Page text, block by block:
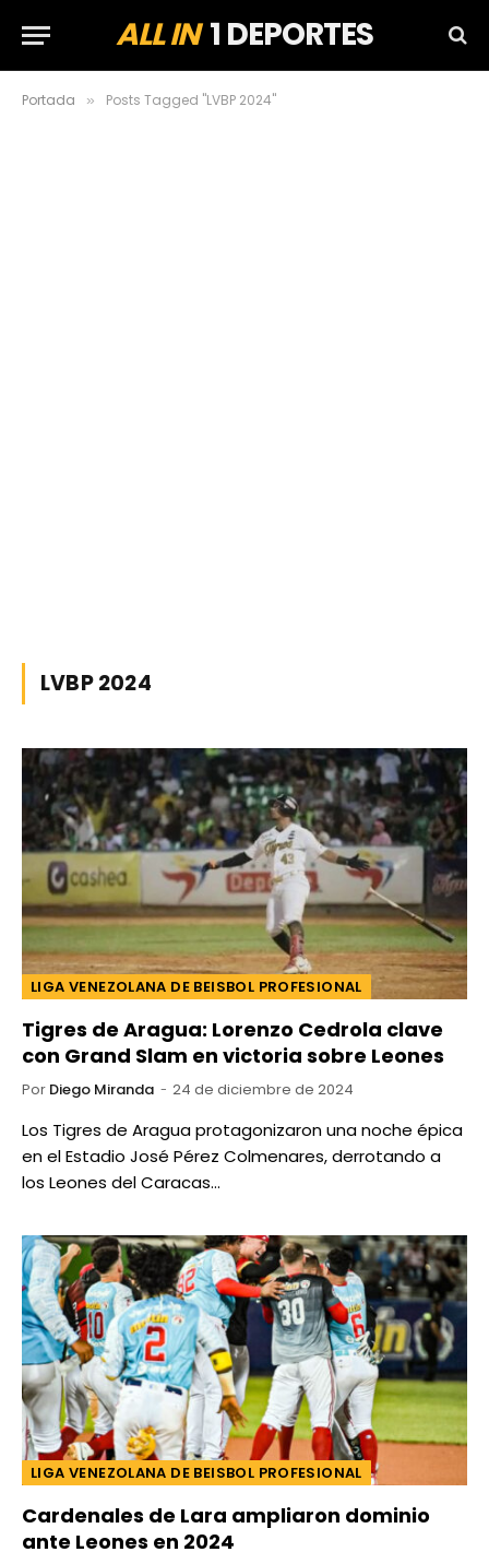
ALL IN1 DEPORTES
Portada » Posts Tagged "LVBP 2024"
LVBP 2024
LIGA VENEZOLANA DE BEISBOL PROFESIONAL
Tigres de Aragua: Lorenzo Cedrola clave
con Grand Slam en victoria sobre Leones
Por Diego Miranda 24 de diciembre de 2024
Los Tigres de Aragua protagonizaron una noche épica
en el Estadio José Pérez Colmenares, derrotando a
los Leones del Caracas…
LIGA VENEZOLANA DE BEISBOL PROFESIONAL
Cardenales de Lara ampliaron dominio
ante Leones en 2024